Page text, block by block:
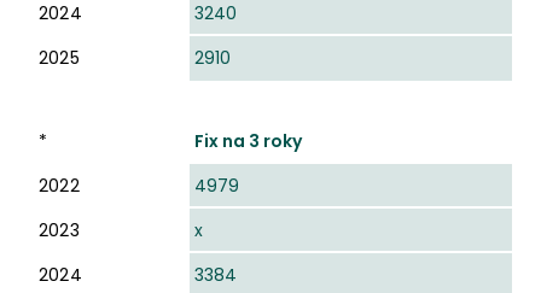
2024
3240
2025
2910
*
Fix na 3 roky
2022
4979
2023
x
2024
3384